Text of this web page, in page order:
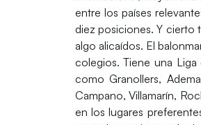
entre los países
diez posiciones. Y cierto
algo alicaídos. El
colegios. Tiene una
como Granollers,
Campano, Villamarín,
en los lugares